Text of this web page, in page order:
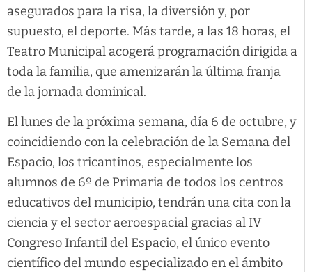
asegurados para la risa, la diversión y, por
supuesto, el deporte. Más tarde, a las 18 horas, el
Teatro Municipal acogerá programación dirigida a
toda la familia, que amenizarán la última franja
de la jornada dominical.
El lunes de la próxima semana, día 6 de octubre, y
coincidiendo con la celebración de la Semana del
Espacio, los tricantinos, especialmente los
alumnos de 6º de Primaria de todos los centros
educativos del municipio, tendrán una cita con la
ciencia y el sector aeroespacial gracias al IV
Congreso Infantil del Espacio, el único evento
científico del mundo especializado en el ámbito